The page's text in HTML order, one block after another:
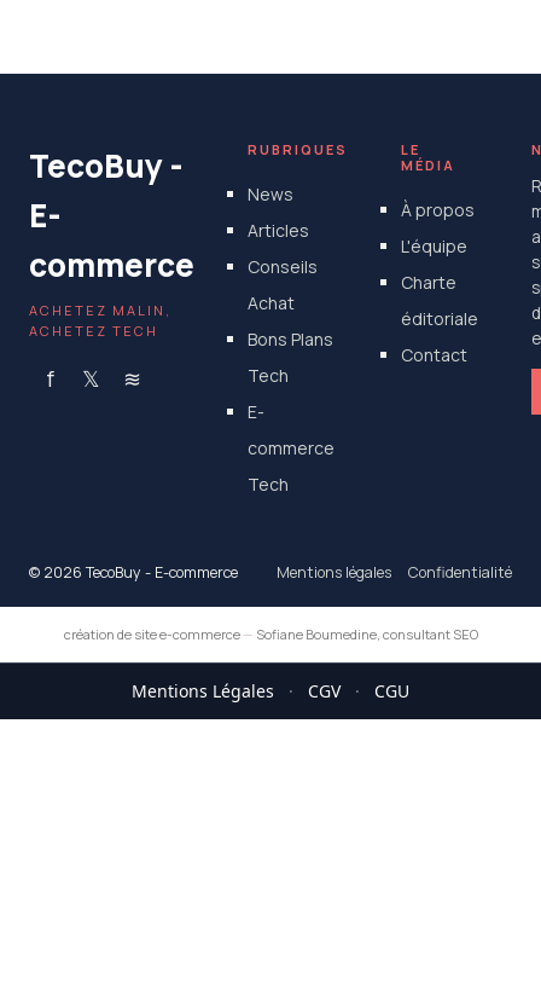
TecoBuy -
E-
commerce
ACHETEZ MALIN,
ACHETEZ TECH
f 𝕏 ≋
RUBRIQUES
News
Articles
Conseils
Achat
Bons Plans
Tech
E-
commerce
Tech
LE
MÉDIA
À propos
L'équipe
Charte
éditoriale
Contact
© 2026 TecoBuy - E-commerce Mentions légales Confidentialité
création de site e-commerce— Sofiane Boumedine, consultant SEO
Mentions Légales · CGV · CGU